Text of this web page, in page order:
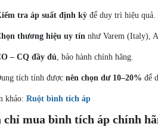
tra áp suất định kỳ để duy trì hiệu quả.
thương hiệu uy tín như Varem (Italy),
– CQ đầy đủ, bảo hành chính hãng.
tích tính đượcnên chọn dư 10–20% để
khảo:Ruột bình tích áp
mua bình tích áp chính